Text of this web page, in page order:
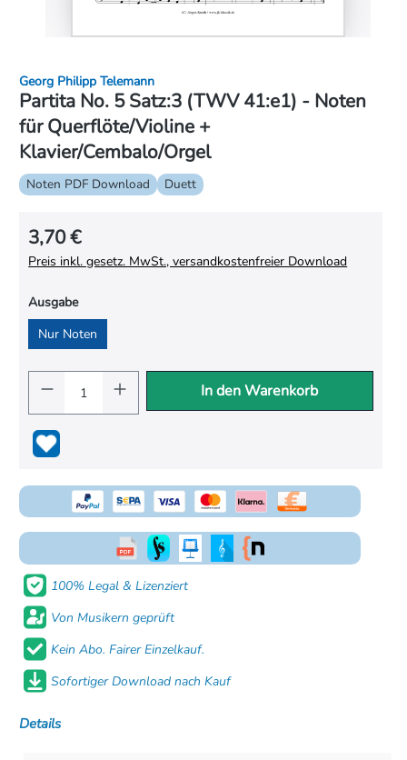
Partita No. 5 Satz:3 (TWV 41:e1) - Noten
für Querflöte/Violine +
Klavier/Cembalo/Orgel
Georg Philipp Telemann
Noten PDF Download Duett
3,70 €
Preis inkl. gesetz. MwSt., versandkostenfreier Download
Ausgabe
Nur Noten
In den Warenkorb
100% Legal & Lizenziert
Von Musikern geprüft
Kein Abo. Fairer Einzelkauf.
Sofortiger Download nach Kauf
Details